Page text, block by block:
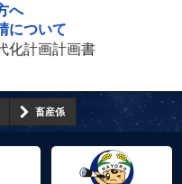
へ
について
化計画計画書
畜産係